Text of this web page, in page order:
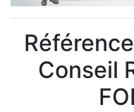
Previous
Conseil